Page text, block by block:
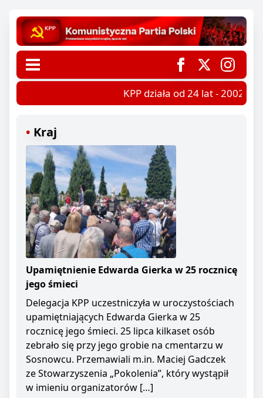
KPP działa od 24 lat - 2002-
Kraj
Upamiętnienie Edwarda Gierka w 25 rocznicę
jego śmieci
Delegacja KPP uczestniczyła w uroczystościach
upamiętniających Edwarda Gierka w 25
rocznicę jego śmieci. 25 lipca kilkaset osób
zebrało się przy jego grobie na cmentarzu w
Sosnowcu. Przemawiali m.in. Maciej Gadczek
ze Stowarzyszenia „Pokolenia”, który wystąpił
w imieniu organizatorów […]